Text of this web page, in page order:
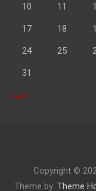
10 11
17 18
24 25
31
« Jul
Copyright ©
Theme by: Theme